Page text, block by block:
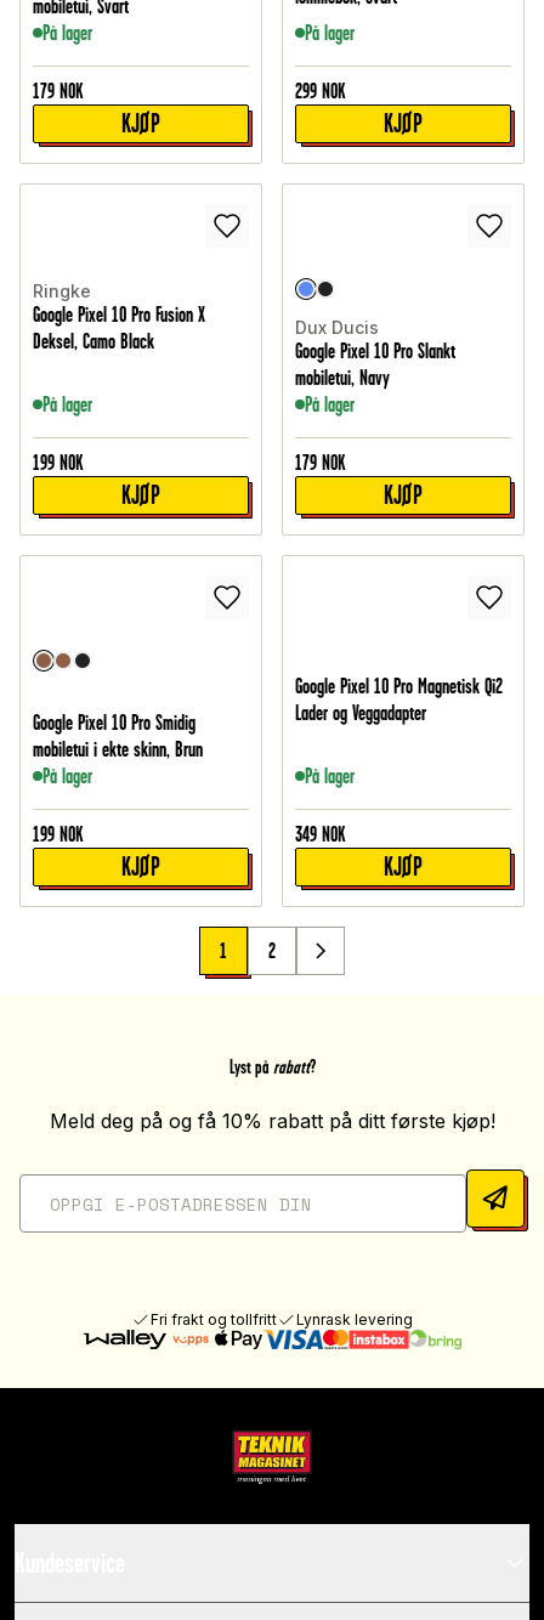
mobiletui, Svart
På lager
179 NOK
KJØP
På lager
299 NOK
KJØP
Ringke
Google Pixel 10 Pro Fusion X
Deksel, Camo Black
På lager
199 NOK
KJØP
Dux Ducis
Google Pixel 10 Pro Slankt
mobiletui, Navy
På lager
179 NOK
KJØP
Google Pixel 10 Pro Smidig
mobiletui i ekte skinn, Brun
På lager
199 NOK
KJØP
Google Pixel 10 Pro Magnetisk Qi2
Lader og Veggadapter
På lager
349 NOK
KJØP
1 2
Lyst på rabatt?
Meld deg på og få 10% rabatt på ditt første kjøp!
Fri frakt og tollfritt Lynrask levering